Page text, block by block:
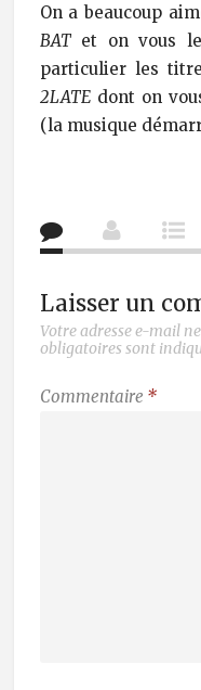
On a beaucoup
BATet on vous le
particulier les
2LATEdont on
(la musique
Laisser un
Votre adresse e-mail
obligatoires sont
Commentaire *